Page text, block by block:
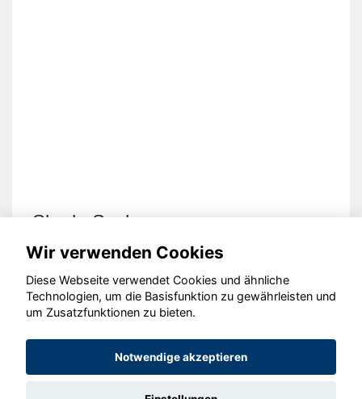
Skoda Scala
© konjunkturmotor.de GmbH 2020 - 2026
Wir verwenden Cookies
Diese Webseite verwendet Cookies und ähnliche
Technologien, um die Basisfunktion zu gewährleisten und
um Zusatzfunktionen zu bieten.
Notwendige akzeptieren